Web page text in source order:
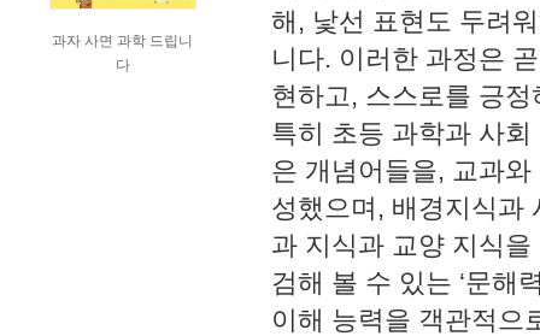
과자 사면 과학 드립니
다
해, 낯선 표현도 두려
니다. 이러한 과정은
현하고, 스스로를 긍
특히 초등 과학과 사
은 개념어들을, 교과
성했으며, 배경지식과
과 지식과 교양 지식
검해 볼 수 있는 ‘문해
이해 능력을 객관적으